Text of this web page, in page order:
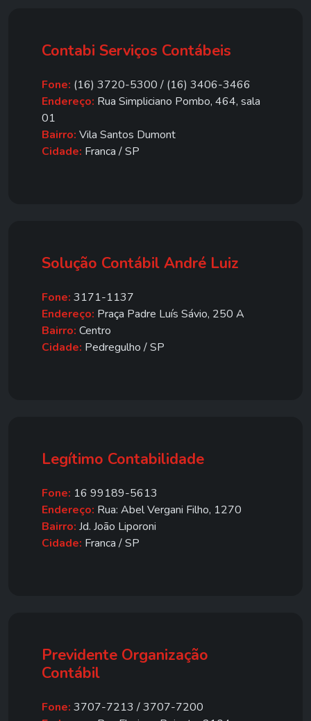
Contabi Serviços Contábeis
Fone: (16) 3720-5300 / (16) 3406-3466
Endereço: Rua Simpliciano Pombo, 464, sala
01
Bairro: Vila Santos Dumont
Cidade: Franca / SP
Solução Contábil André Luiz
Fone: 3171-1137
Endereço: Praça Padre Luís Sávio, 250 A
Bairro: Centro
Cidade: Pedregulho / SP
Legítimo Contabilidade
Fone: 16 99189-5613
Endereço: Rua: Abel Vergani Filho, 1270
Bairro: Jd. João Liporoni
Cidade: Franca / SP
Previdente Organização
Contábil
Fone: 3707-7213 / 3707-7200